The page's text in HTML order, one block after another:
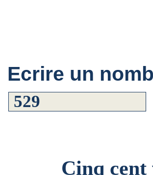
Ecrire un
Cinq cent